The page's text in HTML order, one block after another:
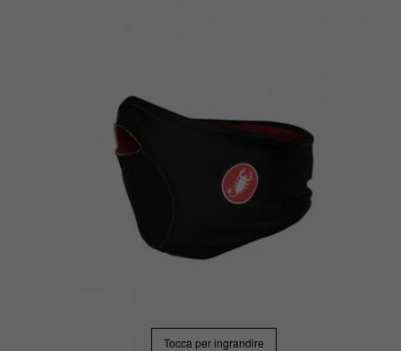
Tocca per ingrandire